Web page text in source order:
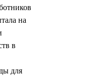
на
в
для